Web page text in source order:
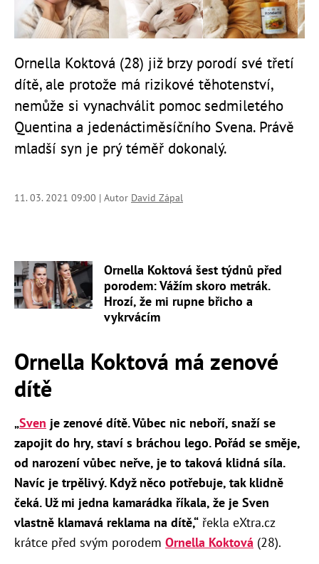
Ornella Koktová (28) již brzy porodí své třetí
dítě, ale protože má rizikové těhotenství,
nemůže si vynachválit pomoc sedmiletého
Quentina a jedenáctiměsíčního Svena. Právě
mladší syn je prý téměř dokonalý.
11. 03. 2021 09:00 | Autor David Zápal
Ornella Koktová šest týdnů před
porodem: Vážím skoro metrák.
Hrozí, že mi rupne břicho a
vykrvácím
Ornella Koktová má zenové
dítě
„Sven je zenové dítě. Vůbec nic neboří, snaží se
zapojit do hry, staví s bráchou lego. Pořád se směje,
od narození vůbec neřve, je to taková klidná síla.
Navíc je trpělivý. Když něco potřebuje, tak klidně
čeká. Už mi jedna kamarádka říkala, že je Sven
vlastně klamavá reklama na dítě,“ řekla eXtra.cz
krátce před svým porodem Ornella Koktová (28).